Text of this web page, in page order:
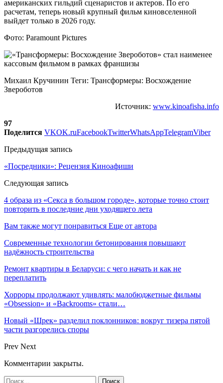
американских гильдий сценаристов и актеров. По его
расчетам, теперь новый крупный фильм киновселенной
выйдет только в 2026 году.
Фото: Paramount Pictures
Михаил Кручинин Теги: Трансформеры: Восхождение
Звероботов
Источник: www.kinoafisha.info
97
Поделится VKOK.ruFacebookTwitterWhatsAppTelegramViber
Предыдущая запись
«Посредники»: Рецензия Киноафиши
Следующая запись
4 образа из «Секса в большом городе», которые точно стоит
повторить в последние дни уходящего лета
Вам также могут понравиться Еще от автора
Современные технологии бетонирования повышают
надёжность строительства
Ремонт квартиры в Беларуси: с чего начать и как не
переплатить
Хорроры продолжают удивлять: малобюджетные фильмы
«Obsession» и «Backrooms» стали…
Новый «Шрек» разделил поклонников: вокруг тизера пятой
части разгорелись споры
Prev Next
Комментарии закрыты.